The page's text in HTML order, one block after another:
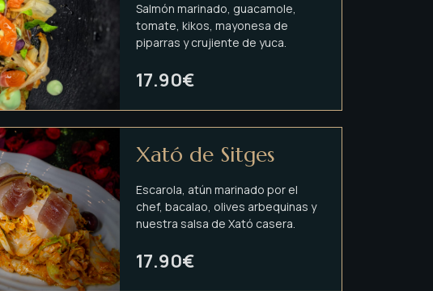
Salmón marinado, guacamole,
tomate, kikos, mayonesa de
piparras y crujiente de yuca.
17.90€
Xató de Sitges
Escarola, atún marinado por el
chef, bacalao, olives arbequinas y
nuestra salsa de Xató casera.
17.90€